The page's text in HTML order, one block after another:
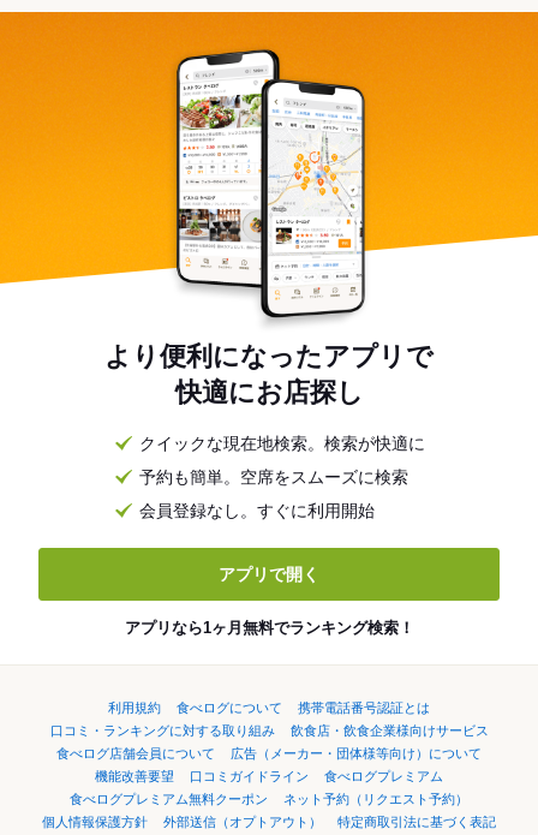
より便利になったアプリで
快適にお店探し
クイックな現在地検索。検索が快適に
予約も簡単。空席をスムーズに検索
会員登録なし。すぐに利用開始
アプリで開く
アプリなら1ヶ月無料でランキング検索！
利用規約 食べログについて
携帯電話番号認証とは
口コミ・ランキングに対する取り組み
飲食店・飲食企業様向けサービス
食べログ店舗会員について
広告（メーカー・団体様等向け）について
機能改善要望
口コミガイドライン
食べログプレミアム
食べログプレミアム無料クーポン
ネット予約（リクエスト予約）
個人情報保護方針
外部送信（オプトアウト） 特定商取引法に基づく表記